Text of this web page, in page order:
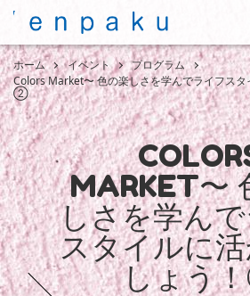
ホーム イベント
プログラム
Colors Market〜 色の楽しさを学んでライフス
②
MARKET〜
しさを学ん
スタイルに
しょう